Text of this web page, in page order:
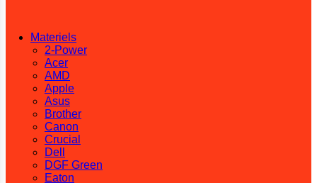
Materiels
2-Power
Acer
AMD
Apple
Asus
Brother
Canon
Crucial
Dell
DGF Green
Eaton